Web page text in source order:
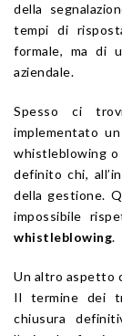
della
tempi di
formale, ma di
aziendale.
Spesso ci
implementato
whistleblowing o
definito chi,
della gestione.
impossibile
whistleblowing.
Un altro aspetto
Il termine dei
chiusura